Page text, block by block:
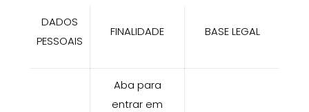
DADOS
PESSOAIS
FINALIDADE BASE LEGAL
Aba para
entrar em